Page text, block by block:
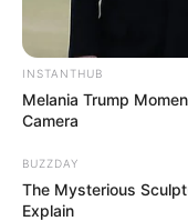
INSTANTHUB
Melania Trump
Camera
BUZZDAY
The Mysterious
Explain